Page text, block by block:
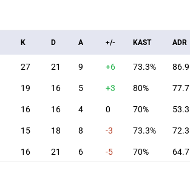
K D A +/- KAST ADR
27 21 9 +6 73.3% 86.9
19 16 5 +3 80% 77.7
16 16 4 0 70% 53.3
15 18 8 -3 73.3% 72.3
16 21 6 -5 70% 64.7